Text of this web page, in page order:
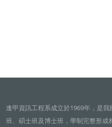
逢甲資訊工程系成立於1969年，是
班、碩士班及博士班，學制完整形